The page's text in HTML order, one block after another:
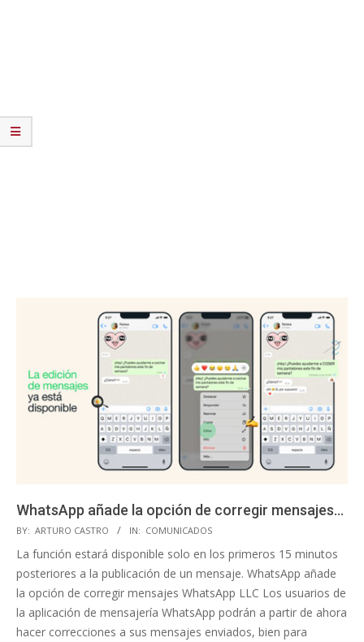
WhatsApp añade la opción de corregir mensajes…
2023-
05-
22
BY: ARTURO CASTRO IN: COMUNICADOS
La función estará disponible solo en los primeros 15 minutos
posteriores a la publicación de un mensaje. WhatsApp añade
la opción de corregir mensajes WhatsApp LLC Los usuarios de
la aplicación de mensajería WhatsApp podrán a partir de ahora
hacer correcciones a sus mensajes enviados, bien para